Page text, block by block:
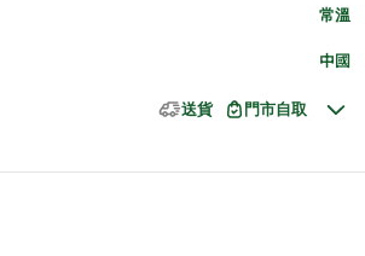
常溫
中國
送貨 門市自取